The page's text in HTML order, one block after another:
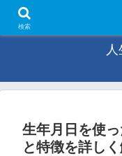
未
生年月日を使
と特徴を詳し
検索